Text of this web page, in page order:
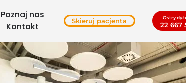
Poznaj nas
Kontakt
Skieruj pacjenta Ostry
22 667